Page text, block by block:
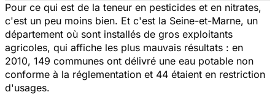
Pour ce qui est de la teneur en pesticides et en nitrates,
c'est un peu moins bien. Et c'est la Seine-et-Marne, un
département où sont installés de gros exploitants
agricoles, qui affiche les plus mauvais résultats : en
2010, 149 communes ont délivré une eau potable non
conforme à la réglementation et 44 étaient en restriction
d'usages.